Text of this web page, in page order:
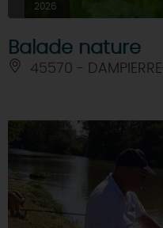
2026
Balade nature
45570 -